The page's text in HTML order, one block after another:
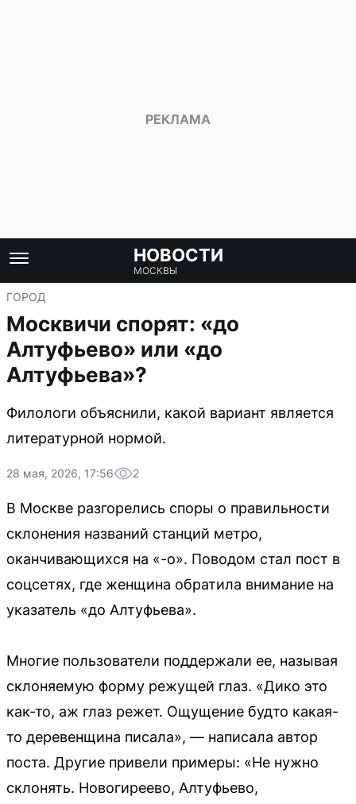
НОВОСТИ
МОСКВЫ
ГОРОД
Москвичи спорят: «до
Алтуфьево» или «до
Алтуфьева»?
Филологи объяснили, какой вариант является
литературной нормой.
28 мая, 2026, 17:56 2
В Москве разгорелись споры о правильности
склонения названий станций метро,
оканчивающихся на «-о». Поводом стал пост в
соцсетях, где женщина обратила внимание на
указатель «до Алтуфьева».
Многие пользователи поддержали ее, называя
склоняемую форму режущей глаз. «Дико это
как-то, аж глаз режет. Ощущение будто какая-
то деревенщина писала», — написала автор
поста. Другие привели примеры: «Не нужно
склонять. Новогиреево, Алтуфьево,